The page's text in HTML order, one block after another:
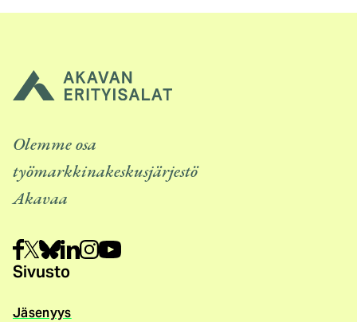
Olemme osa
työmarkkinakeskusjärjestö
Akavaa
Sivusto
Jäsenyys